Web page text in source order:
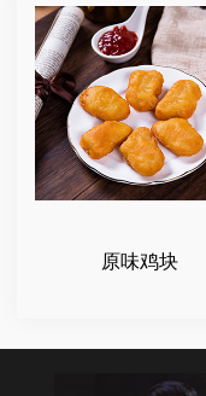
原味鸡块